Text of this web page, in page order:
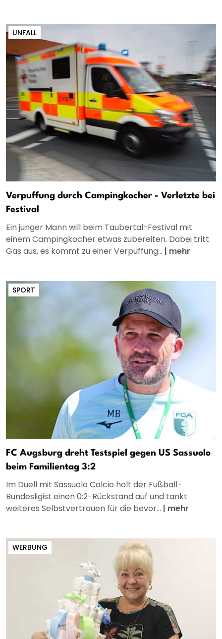
UNFALL
Verpuffung durch Campingkocher - Verletzte bei
Festival
Ein junger Mann will beim Taubertal-Festival mit
einem Campingkocher etwas zubereiten. Dabei tritt
Gas aus, es kommt zu einer Verpuffung... | mehr
SPORT
FC Augsburg dreht Testspiel gegen US Sassuolo
beim Familientag 3:2
Im Duell mit Sassuolo Calcio holt der Fußball-
Bundesligist einen 0:2-Rückstand auf und tankt
weiteres Selbstvertrauen für die bevor... | mehr
WERBUNG